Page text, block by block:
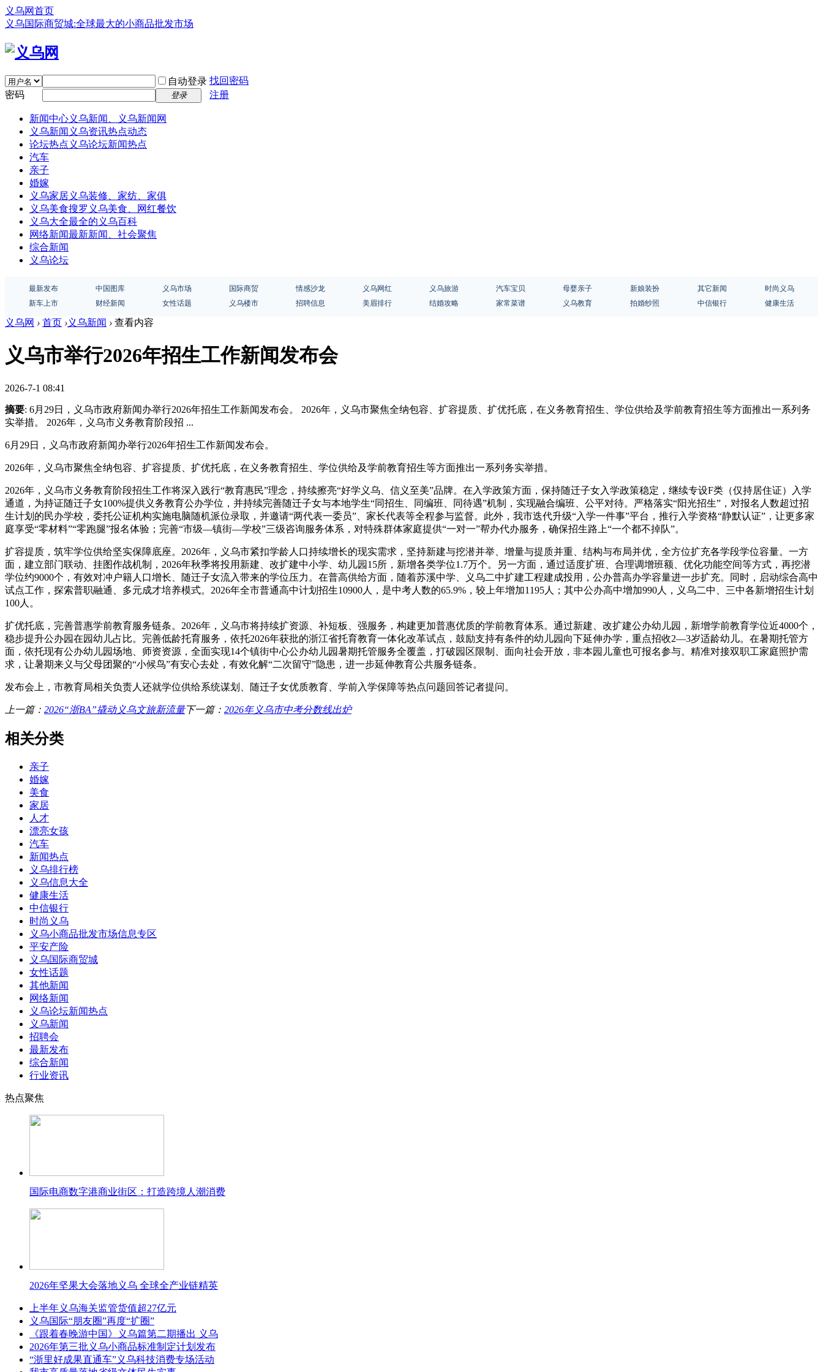
义乌网首页
义乌国际商贸城:全球最大的小商品批发市场
自动登录 找回密码
密码
登录 注册
新闻中心义乌新闻、义乌新闻网
义乌新闻 义乌资讯热点动态
论坛热点 义乌论坛新闻热点
汽车
亲子
婚嫁
义乌家居义乌装修、家纺、家俱
义乌美食搜罗义乌美食、网红餐饮
义乌大全最全的义乌百科
网络新闻最新新闻、社会聚焦
综合新闻
义乌论坛
最新发布 中国图库 义乌市场 国际商贸 情感沙龙 义乌网红 义乌旅游 汽车宝贝 母婴亲子 新娘装扮 其它新闻
时尚义乌
新车上市
财经新闻 女性话题 义乌楼市 招聘信息 美眉排行 结婚攻略 家常菜谱 义乌教育 拍婚纱照 中信银行 健康生活
义乌网 › 首页 ›义乌新闻 › 查看内容
义乌市举行2026年招生工作新闻发布会
2026-7-1 08:41
摘要: 6月29日，义乌市政府新闻办举行2026年招生工作新闻发布会。 2026年，义乌市聚焦全纳包容、扩容提质、扩优托底，在义务教育招生、学位供给及学前教育招生等方面推出一系列务
实举措。 2026年，义乌市义务教育阶段招 ...
6月29日，义乌市政府新闻办举行2026年招生工作新闻发布会。
2026年，义乌市聚焦全纳包容、扩容提质、扩优托底，在义务教育招生、学位供给及学前教育招生等方面推出一系列务实举措。
2026年，义乌市义务教育阶段招生工作将深入践行“教育惠民”理念，持续擦亮“好学义乌、信义至美”品牌。在入学政策方面，保持随迁子女入学政策稳定，继续专设F类（仅持居住证）入学
通道，为持证随迁子女100%提供义务教育公办学位，并持续完善随迁子女与本地学生“同招生、同编班、同待遇”机制，实现融合编班、公平对待。严格落实“阳光招生”，对报名人数超过招
生计划的民办学校，委托公证机构实施电脑随机派位录取，并邀请“两代表一委员”、家长代表等全程参与监督。此外，我市迭代升级“入学一件事”平台，推行入学资格“静默认证”，让更多家
庭享受“零材料”“零跑腿”报名体验；完善“市级—镇街—学校”三级咨询服务体系，对特殊群体家庭提供“一对一”帮办代办服务，确保招生路上“一个都不掉队”。
扩容提质，筑牢学位供给坚实保障底座。2026年，义乌市紧扣学龄人口持续增长的现实需求，坚持新建与挖潜并举、增量与提质并重、结构与布局并优，全方位扩充各学段学位容量。一方
面，建立部门联动、挂图作战机制，2026年秋季将投用新建、改扩建中小学、幼儿园15所，新增各类学位1.7万个。另一方面，通过适度扩班、合理调增班额、优化功能空间等方式，再挖潜
学位约9000个，有效对冲户籍人口增长、随迁子女流入带来的学位压力。在普高供给方面，随着苏溪中学、义乌二中扩建工程建成投用，公办普高办学容量进一步扩充。同时，启动综合高中
试点工作，探索普职融通、多元成才培养模式。2026年全市普通高中计划招生10900人，是中考人数的65.9%，较上年增加1195人；其中公办高中增加990人，义乌二中、三中各新增招生计划
100人。
扩优托底，完善普惠学前教育服务链条。2026年，义乌市将持续扩资源、补短板、强服务，构建更加普惠优质的学前教育体系。通过新建、改扩建公办幼儿园，新增学前教育学位近4000个，
稳步提升公办园在园幼儿占比。完善低龄托育服务，依托2026年获批的浙江省托育教育一体化改革试点，鼓励支持有条件的幼儿园向下延伸办学，重点招收2—3岁适龄幼儿。在暑期托管方
面，依托现有公办幼儿园场地、师资资源，全面实现14个镇街中心公办幼儿园暑期托管服务全覆盖，打破园区限制、面向社会开放，非本园儿童也可报名参与。精准对接双职工家庭照护需
求，让暑期来义与父母团聚的“小候鸟”有安心去处，有效化解“二次留守”隐患，进一步延伸教育公共服务链条。
发布会上，市教育局相关负责人还就学位供给系统谋划、随迁子女优质教育、学前入学保障等热点问题回答记者提问。
上一篇： 2026“浙BA”撬动义乌文旅新流量下一篇： 2026年义乌市中考分数线出炉
相关分类
亲子
婚嫁
美食
家居
人才
漂亮女孩
汽车
新闻热点
义乌排行榜
义乌信息大全
健康生活
中信银行
时尚义乌
义乌小商品批发市场信息专区
平安产险
义乌国际商贸城
女性话题
其他新闻
网络新闻
义乌论坛新闻热点
义乌新闻
招聘会
最新发布
综合新闻
行业资讯
热点聚焦
国际电商数字港商业街区：打造跨境人潮消费
2026年坚果大会落地义乌 全球全产业链精英
上半年义乌海关监管货值超27亿元
义乌国际“朋友圈”再度“扩圈”
《跟着春晚游中国》义乌篇第二期播出 义乌
2026年第三批义乌小商品标准制定计划发布
“浙里好成果直通车”义乌科技消费专场活动